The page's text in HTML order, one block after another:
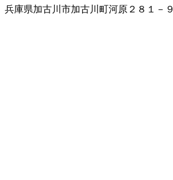
兵庫県加古川市加古川町河原２８１－９